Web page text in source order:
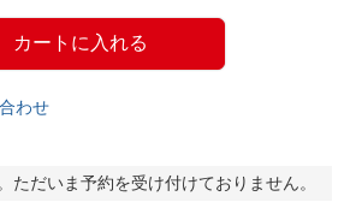
カートに入れる
わせ
ただいま予約を受け付けておりません。